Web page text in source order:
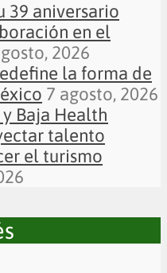
39 aniversario
en el
2026
la forma de
7 agosto, 2026
Baja Health
talento
el turismo